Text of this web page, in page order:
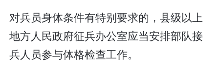
对兵员身体条件有特别要求的，县级以上
地方人民政府征兵办公室应当安排部队接
兵人员参与体格检查工作。